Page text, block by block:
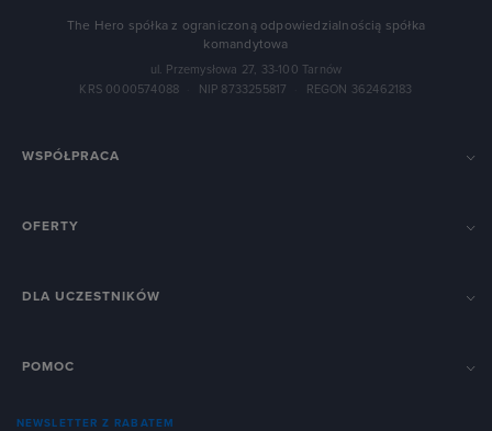
The Hero spółka z ograniczoną odpowiedzialnością spółka
komandytowa
ul. Przemysłowa 27, 33-100 Tarnów
KRS 0000574088
NIP 8733255817 REGON 362462183
WSPÓŁPRACA
OFERTY
DLA UCZESTNIKÓW
POMOC
NEWSLETTER Z RABATEM